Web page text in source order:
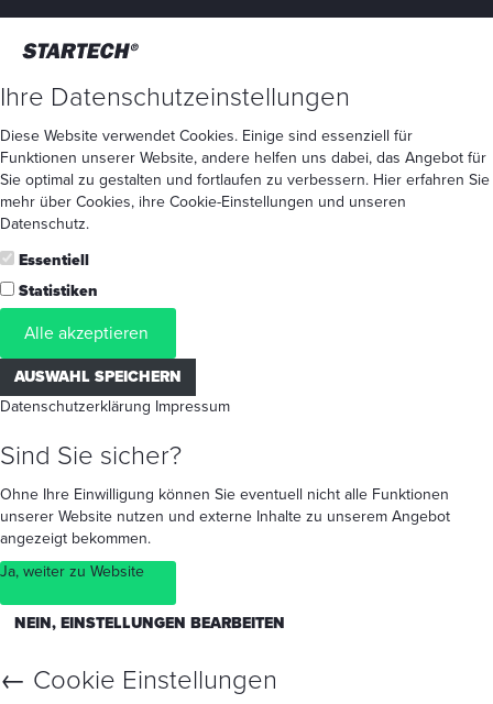
Ihre Datenschutzeinstellungen
Diese Website verwendet Cookies. Einige sind essenziell für
Funktionen unserer Website, andere helfen uns dabei, das Angebot für
Sie optimal zu gestalten und fortlaufen zu verbessern. Hier erfahren Sie
mehr über Cookies, ihre Cookie-Einstellungen und unseren
Datenschutz.
Essentiell
Statistiken
Alle akzeptieren
AUSWAHL SPEICHERN
Datenschutzerklärung Impressum
Sind Sie sicher?
Ohne Ihre Einwilligung können Sie eventuell nicht alle Funktionen
unserer Website nutzen und externe Inhalte zu unserem Angebot
angezeigt bekommen.
Ja, weiter zu Website
NEIN, EINSTELLUNGEN BEARBEITEN
← Cookie Einstellungen